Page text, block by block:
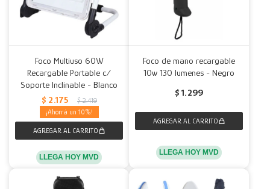
Foco Multiuso 60W
Recargable Portable c/
Soporte Inclinable - Blanco
$ 2.175 $ 2.419
10
LLEGA HOY MVD
Foco de mano recargable
10w 130 lumenes - Negro
$ 1.299
LLEGA HOY MVD